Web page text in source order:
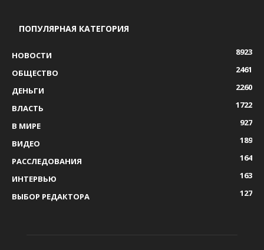
ПОПУЛЯРНАЯ КАТЕГОРИЯ
НОВОСТИ
8923
ОБЩЕСТВО
2461
ДЕНЬГИ
2260
ВЛАСТЬ
1722
В МИРЕ
927
ВИДЕО
189
РАССЛЕДОВАНИЯ
164
ИНТЕРВЬЮ
163
ВЫБОР РЕДАКТОРА
127